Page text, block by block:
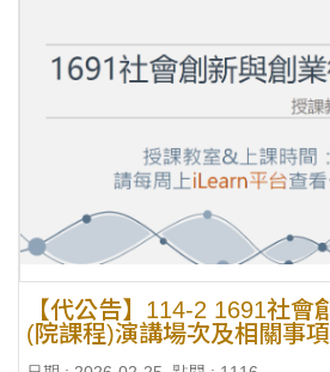
【代公告】114-2 1691社會創新與創業微學分
(院課程)演講場次及相關事項